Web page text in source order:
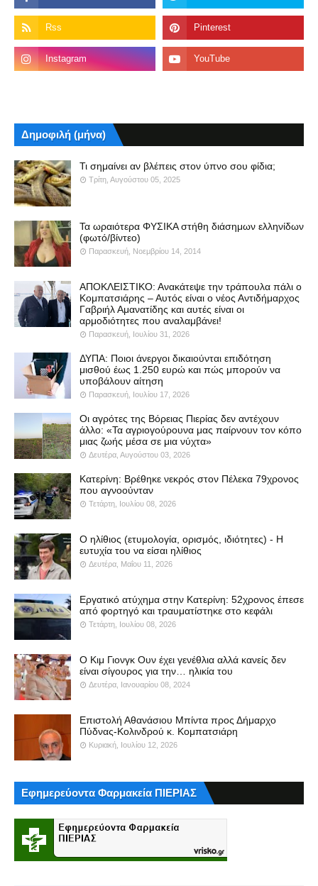
Δημοφιλή (μήνα)
Τι σημαίνει αν βλέπεις στον ύπνο σου φίδια;
Τρίτη, Αυγούστου 05, 2025
Τα ωραιότερα ΦΥΣΙΚΑ στήθη διάσημων ελληνίδων
(φωτό/βίντεο)
Παρασκευή, Νοεμβρίου 14, 2014
ΑΠΟΚΛΕΙΣΤΙΚΟ: Ανακάτεψε την τράπουλα πάλι ο
Κομπατσιάρης – Αυτός είναι ο νέος Αντιδήμαρχος
Γαβριήλ Αμανατίδης και αυτές είναι οι
αρμοδιότητες που αναλαμβάνει!
Παρασκευή, Ιουλίου 31, 2026
ΔΥΠΑ: Ποιοι άνεργοι δικαιούνται επιδότηση
μισθού έως 1.250 ευρώ και πώς μπορούν να
υποβάλουν αίτηση
Παρασκευή, Ιουλίου 17, 2026
Οι αγρότες της Βόρειας Πιερίας δεν αντέχουν
άλλο: «Τα αγριογούρουνα μας παίρνουν τον κόπο
μιας ζωής μέσα σε μια νύχτα»
Δευτέρα, Αυγούστου 03, 2026
Κατερίνη: Βρέθηκε νεκρός στον Πέλεκα 79χρονος
που αγνοούνταν
Τετάρτη, Ιουλίου 08, 2026
Ο ηλίθιος (ετυμολογία, ορισμός, ιδιότητες) - Η
ευτυχία του να είσαι ηλίθιος
Δευτέρα, Μαΐου 11, 2026
Εργατικό ατύχημα στην Κατερίνη: 52χρονος έπεσε
από φορτηγό και τραυματίστηκε στο κεφάλι
Τετάρτη, Ιουλίου 08, 2026
Ο Κιμ Γιονγκ Ουν έχει γενέθλια αλλά κανείς δεν
είναι σίγουρος για την… ηλικία του
Δευτέρα, Ιανουαρίου 08, 2024
Επιστολή Αθανάσιου Μπίντα προς Δήμαρχο
Πύδνας-Κολινδρού κ. Κομπατσιάρη
Κυριακή, Ιουλίου 12, 2026
Εφημερεύοντα Φαρμακεία ΠΙΕΡΙΑΣ